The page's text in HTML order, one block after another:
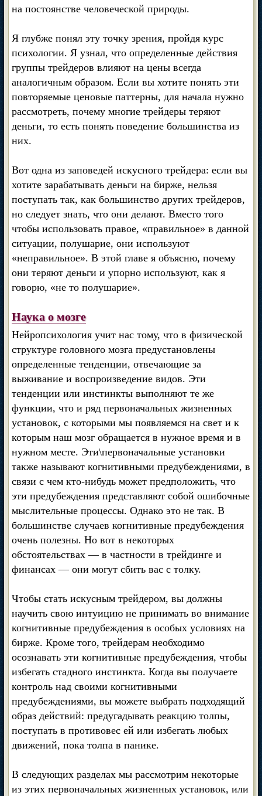
на постоянстве человеческой природы.
Я глубже понял эту точку зрения, пройдя курс
психологии. Я узнал, что определенные действия
группы трейдеров влияют на цены всегда
аналогичным образом. Если вы хотите понять эти
повторяемые ценовые паттерны, для начала нужно
рассмотреть, почему многие трейдеры теряют
деньги, то есть понять поведение большинства из
них.
Вот одна из заповедей искусного трейдера: если вы
хотите зарабатывать деньги на бирже, нельзя
поступать так, как большинство других трейдеров,
но следует знать, что они делают. Вместо того
чтобы использовать правое, «правильное» в данной
ситуации, полушарие, они используют
«неправильное». В этой главе я объясню, почему
они теряют деньги и упорно используют, как я
говорю, «не то полушарие».
Наука о мозге
Нейропсихология учит нас тому, что в физической
структуре головного мозга предустановлены
определенные тенденции, отвечающие за
выживание и воспроизведение видов. Эти
тенденции или инстинкты выполняют те же
функции, что и ряд первоначальных жизненных
установок, с которыми мы появляемся на свет и к
которым наш мозг обращается в нужное время и в
нужном месте. Эти\первоначальные установки
также называют когнитивными предубеждениями, в
связи с чем кто-нибудь может предположить, что
эти предубеждения представляют собой ошибочные
мыслительные процессы. Однако это не так. В
большинстве случаев когнитивные предубеждения
очень полезны. Но вот в некоторых
обстоятельствах — в частности в трейдинге и
финансах — они могут сбить вас с толку.
Чтобы стать искусным трейдером, вы должны
научить свою интуицию не принимать во внимание
когнитивные предубеждения в особых условиях на
бирже. Кроме того, трейдерам необходимо
осознавать эти когнитивные предубеждения, чтобы
избегать стадного инстинкта. Когда вы получаете
контроль над своими когнитивными
предубеждениями, вы можете выбрать подходящий
образ действий: предугадывать реакцию толпы,
поступать в противовес ей или избегать любых
движений, пока толпа в панике.
В следующих разделах мы рассмотрим некоторые
из этих первоначальных жизненных установок, или